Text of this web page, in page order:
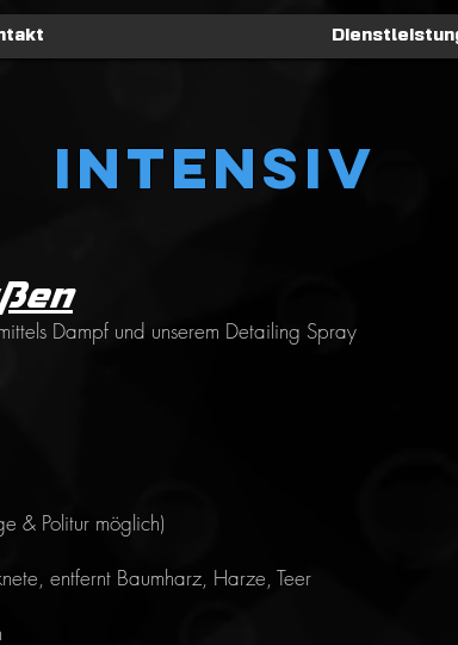
Intensiv
Dampf und unserem Detailing Spray
& Politur möglich)
entfernt Baumharz, Harze, Teer